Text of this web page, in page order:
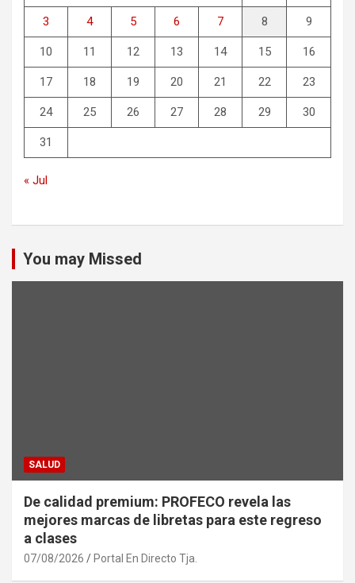
3 4 5 6 7 8 9
10 11 12 13 14 15 16
17 18 19 20 21 22 23
24 25 26 27 28 29 30
31
« Jul
You may Missed
SALUD
De calidad premium: PROFECO revela las
mejores marcas de libretas para este regreso
a clases
07/08/2026 Portal En Directo Tja.